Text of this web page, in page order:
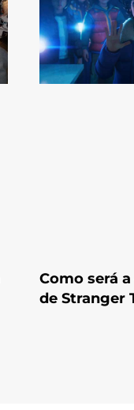
Como será
de Stranger